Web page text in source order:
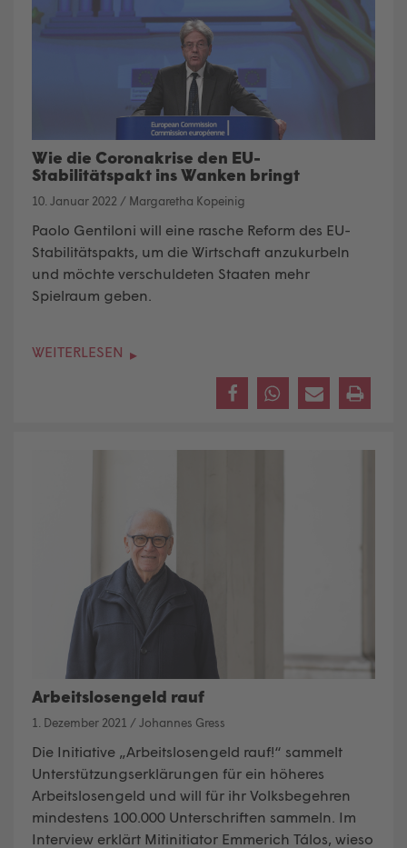
Wie die Coronakrise den EU-
Stabilitätspakt ins Wanken bringt
10. Januar 2022 / Margaretha Kopeinig
Paolo Gentiloni will eine rasche Reform des EU-
Stabilitätspakts, um die Wirtschaft anzukurbeln
und möchte verschuldeten Staaten mehr
Spielraum geben.
WEITERLESEN
Arbeitslosengeld rauf
1. Dezember 2021 /Johannes Gress
Die Initiative „Arbeitslosengeld rauf!“ sammelt
Unterstützungserklärungen für ein höheres
Arbeitslosengeld und will für ihr Volksbegehren
mindestens 100.000 Unterschriften sammeln. Im
Interview erklärt Mitinitiator Emmerich Tálos, wieso